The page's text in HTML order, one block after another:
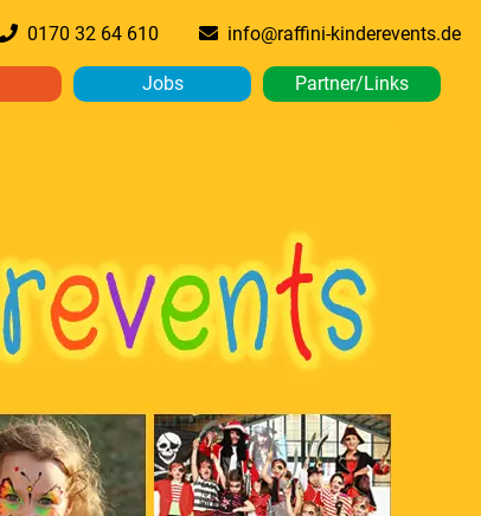
0170 32 64 610 info@raffini-kinderevents.de
Jobs Partner/Links